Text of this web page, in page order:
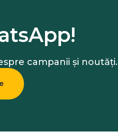
campanii și noutăți.